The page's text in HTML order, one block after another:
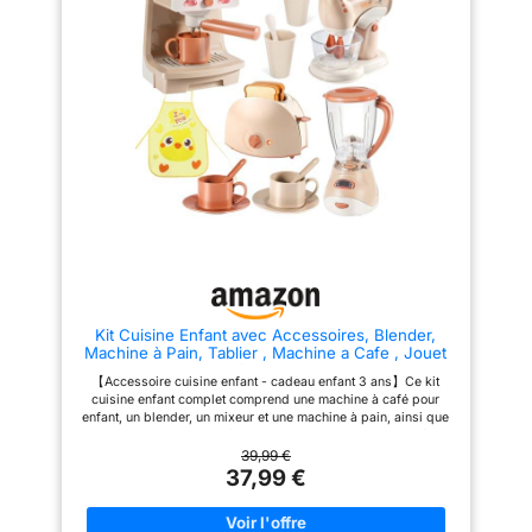
le toast peut être retiré, et le
mixeur et la centrifugeuse sont
rotatifs. Ce jouet réaliste offrira
à vos enfants une expérience
culinaire réaliste, leur
permettant de s'amuser pendant
des heures. Une aventure
culinaire infinie : stimulez la
créativité des enfants dans un
monde de possibilités !
Préparez un café avec la
cafetière, concoctez des
enfants de jouer aux chefs, de
créer des moments de plaisir
illimités et de stimuler leur
imagination. Conseils : L'eau
peut s'écouler dans la machine
à café et les enfants peuvent
découvrir le processus de
préparation du café. Remarque :
vigoureusement plusieurs fois
plongeant dans son élégant
design Bosch répond à toutes
les attentes: son embout est
amovible pour pouvoir être
nettoyé après avoir été utilisé
dans le solide verre gradué
étanche En jouant avec ce
mixeur plongeant, les enfants
stimulent non seulement leur
créativité et imagination mais
également leur motricité fine
Kit Cuisine Enfant avec Accessoires, Blender,
Machine à Pain, Tablier , Machine a Cafe , Jouet
【Accessoire cuisine enfant - cadeau enfant 3 ans】Ce kit
cuisine enfant complet comprend une machine à café pour
enfant, un blender, un mixeur et une machine à pain, ainsi que
et un adorable tablier cuisine enfant. Ce jouet est spécialement
conçu pour les jeux enfant 3 ans, favorise l'imagination tout en
offrant une expérience ludique et éducative 。(8 piles AA de
1,5 V non incluses) 【Jouet éducatif pour stimuler la
créativité】Ce jouet fille 3 ans est parfait pour encourager
39,99 €
37,99 €